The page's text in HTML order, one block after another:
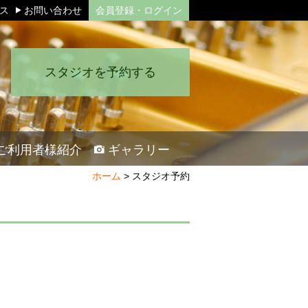
お問い合わせ 会員登録・ログイン
スタジオを予約する
利用者様紹介 ギャラリー
ホーム > スタジオ予約